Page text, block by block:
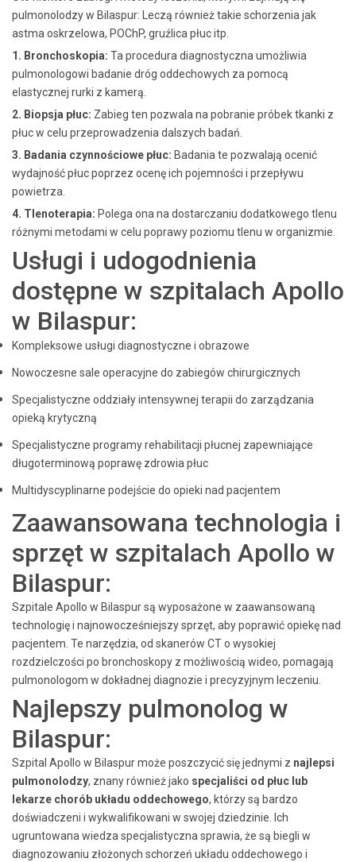
pulmonolodzy w Bilaspur: Leczą również takie schorzenia jak
astma oskrzelowa, POChP, gruźlica płuc itp.
1. Bronchoskopia: Ta procedura diagnostyczna umożliwia
pulmonologowi badanie dróg oddechowych za pomocą
elastycznej rurki z kamerą.
2. Biopsja płuc: Zabieg ten pozwala na pobranie próbek tkanki z
płuc w celu przeprowadzenia dalszych badań.
3. Badania czynnościowe płuc: Badania te pozwalają ocenić
wydajność płuc poprzez ocenę ich pojemności i przepływu
powietrza.
4. Tlenoterapia: Polega ona na dostarczaniu dodatkowego tlenu
różnymi metodami w celu poprawy poziomu tlenu w organizmie.
Usługi i udogodnienia
dostępne w szpitalach Apollo
w Bilaspur:
Kompleksowe usługi diagnostyczne i obrazowe
Nowoczesne sale operacyjne do zabiegów chirurgicznych
Specjalistyczne oddziały intensywnej terapii do zarządzania
opieką krytyczną
Specjalistyczne programy rehabilitacji płucnej zapewniające
długoterminową poprawę zdrowia płuc
Multidyscyplinarne podejście do opieki nad pacjentem
Zaawansowana technologia i
sprzęt w szpitalach Apollo w
Bilaspur:
Szpitale Apollo w Bilaspur są wyposażone w zaawansowaną
technologię i najnowocześniejszy sprzęt, aby poprawić opiekę nad
pacjentem. Te narzędzia, od skanerów CT o wysokiej
rozdzielczości po bronchoskopy z możliwością wideo, pomagają
pulmonologom w dokładnej diagnozie i precyzyjnym leczeniu.
Najlepszy pulmonolog w
Bilaspur:
Szpital Apollo w Bilaspur może poszczycić się jednymi z najlepsi
pulmonolodzy, znany również jako specjaliści od płuc lub
lekarze chorób układu oddechowego, którzy są bardzo
doświadczeni i wykwalifikowani w swojej dziedzinie. Ich
ugruntowana wiedza specjalistyczna sprawia, że ​​są biegli w
diagnozowaniu złożonych schorzeń układu oddechowego i